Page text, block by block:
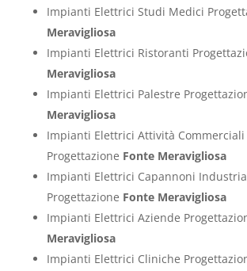
Impianti Elettrici Studi Medici
Meravigliosa
Impianti Elettrici Ristoranti
Meravigliosa
Impianti Elettrici Palestre
Meravigliosa
Impianti Elettrici Attività Commerciali
Progettazione Fonte Meravigliosa
Impianti Elettrici Capannoni
Progettazione Fonte Meravigliosa
Impianti Elettrici Aziende
Meravigliosa
Impianti Elettrici Cliniche